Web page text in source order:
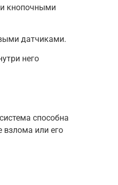
кнопочными
датчиками.
него
способна
взлома или его